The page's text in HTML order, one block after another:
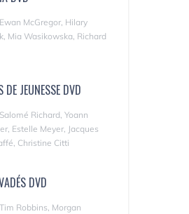
McGregor, Hilary
Mia Wasikowska, Richard
DE JEUNESSE DVD
Richard, Yoann
Estelle Meyer, Jacques
Christine Citti
DVD
Robbins, Morgan